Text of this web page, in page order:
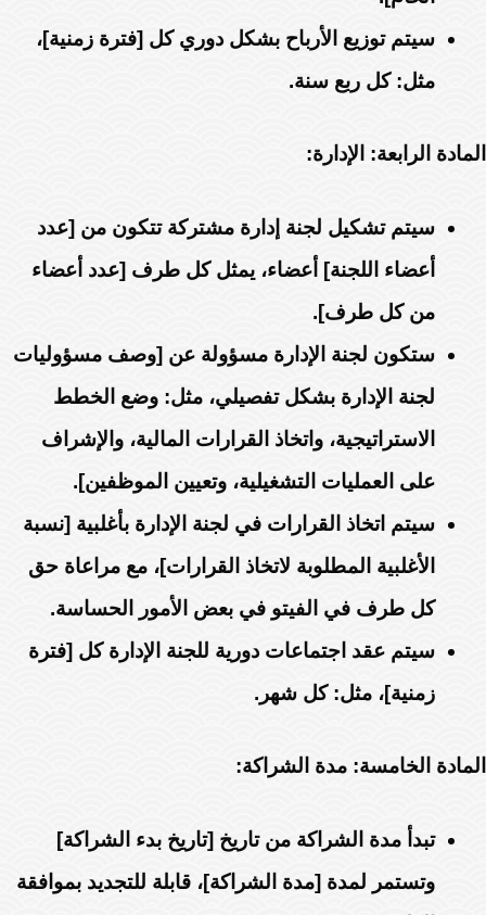
سيتم توزيع الأرباح بشكل دوري كل [فترة زمنية]،
مثل: كل ربع سنة.
المادة الرابعة: الإدارة:
سيتم تشكيل لجنة إدارة مشتركة تتكون من [عدد
أعضاء اللجنة] أعضاء، يمثل كل طرف [عدد أعضاء
من كل طرف].
ستكون لجنة الإدارة مسؤولة عن [وصف مسؤوليات
لجنة الإدارة بشكل تفصيلي، مثل: وضع الخطط
الاستراتيجية، واتخاذ القرارات المالية، والإشراف
على العمليات التشغيلية، وتعيين الموظفين].
سيتم اتخاذ القرارات في لجنة الإدارة بأغلبية [نسبة
الأغلبية المطلوبة لاتخاذ القرارات]، مع مراعاة حق
كل طرف في الفيتو في بعض الأمور الحساسة.
سيتم عقد اجتماعات دورية للجنة الإدارة كل [فترة
زمنية]، مثل: كل شهر.
المادة الخامسة: مدة الشراكة:
تبدأ مدة الشراكة من تاريخ [تاريخ بدء الشراكة]
وتستمر لمدة [مدة الشراكة]، قابلة للتجديد بموافقة